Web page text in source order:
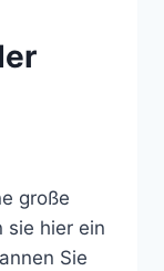
große
sie hier ein
Sie